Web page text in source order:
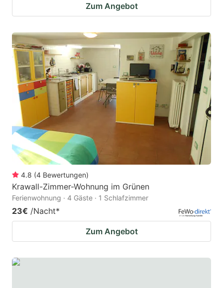
Zum Angebot
4.8 (4 Bewertungen)
Krawall-Zimmer-Wohnung im Grünen
Ferienwohnung · 4 Gäste · 1 Schlafzimmer
23€ /Nacht*
Zum Angebot